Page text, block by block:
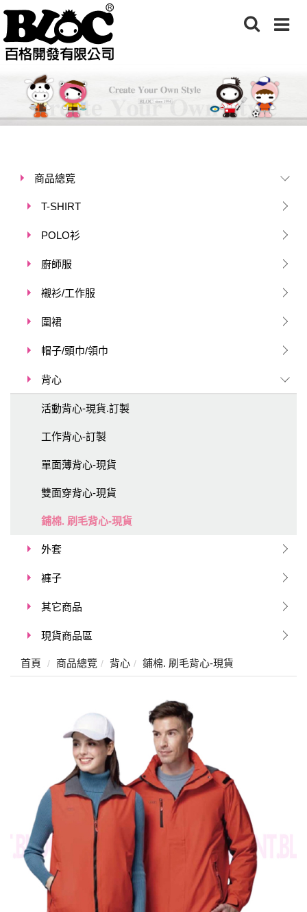
商品總覽
T-SHIRT
POLO衫
廚師服
襯衫/工作服
圍裙
帽子/頭巾/領巾
背心
活動背心-現貨.訂製
工作背心-訂製
單面薄背心-現貨
雙面穿背心-現貨
鋪棉. 刷毛背心-現貨
外套
褲子
其它商品
現貨商品區
首頁 商品總覽 背心 鋪棉. 刷毛背心-現貨